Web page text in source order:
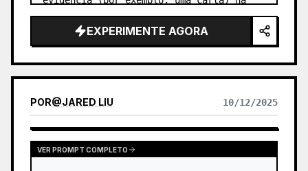
mesa de um detetive, iluminada por uma
única lâmpada. …
EXPERIMENTE AGORA
POR@JARED LIU 10/12/2025
VER PROMPT COMPLETO